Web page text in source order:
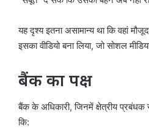
यह दृश्य इतना असामान्य था कि वहां
इसका वीडियो बना लिया, जो सोशल
बैंक का पक्ष
बैंक के अधिकारी, जिनमें क्षेत्रीय प्रबंधक
कि: